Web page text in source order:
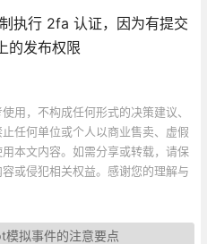
执行 2fa 认证，因为有提交
的发布权限
用，不构成任何形式的决策建议、
任何单位或个人以商业售卖、虚假
本文内容。如需分享或转载，请保
或侵犯相关权益。感谢您的理解与
拟事件的注意要点